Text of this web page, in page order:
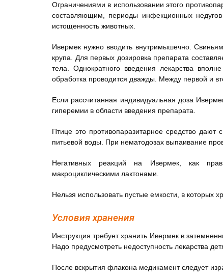
Ограничениями в использовании этого
составляющим, периоды инфекционных
истощенность животных.
Ивермек нужно вводить внутримышечно.
крупа. Для первых дозировка препарата
тела. Однократного введения лекарства
обработка проводится дважды. Между первой и
Если рассчитанная индивидуальная доза
гиперемии в области введения препарата.
Птице это противопаразитарное средство
питьевой воды. При нематодозах выпаивание
Негативных реакций на Ивермек, как
макроциклическими лактонами.
Нельзя использовать пустые емкости, в которых
Условия хранения
Инструкция требует хранить Ивермек в
Надо предусмотреть недоступность лекарства
После вскрытия флакона медикамент следует